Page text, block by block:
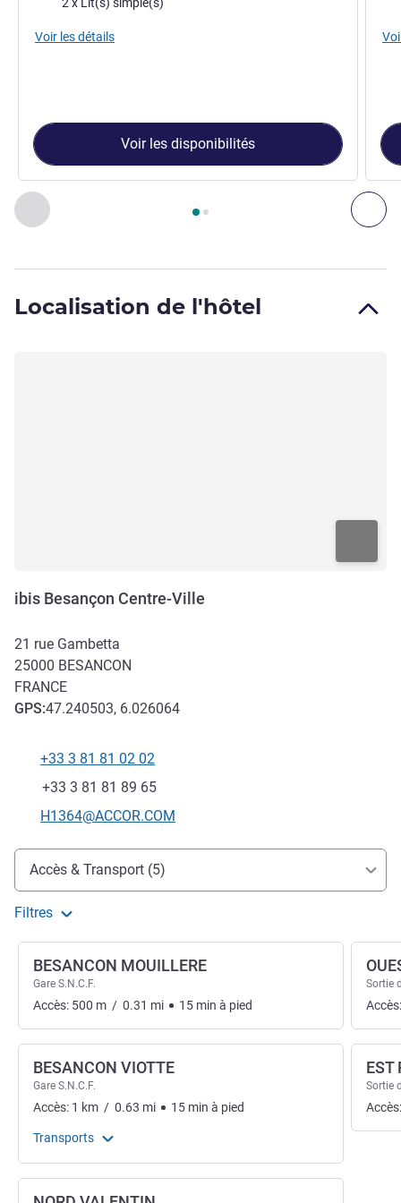
Précédent - Chambre
Page , Chambre 1 : Chambre Standard avec 2 lits
Voir les détails
Voir les disponibilités
Localisation de l'hôtel
ibis Besançon Centre-Ville
21 rue Gambetta
25000 BESANCON
FRANCE
GPS:47.240503, 6.026064
Téléphone
+33 3 81 81 02 02
Fax
+33 3 81 81 89 65
Email de contact
H1364@ACCOR.COM
Accès et transports
Accès & Transport (5)
Filtres
BESANCON MOUILLERE
Gare S.N.C.F.
Accès: 500 m / 0.31 mi 15 min à pied
BESANCON VIOTTE
Gare S.N.C.F.
Accès: 1 km / 0.63 mi 15 min à pied
Transports
Sortie
EST
Sortie